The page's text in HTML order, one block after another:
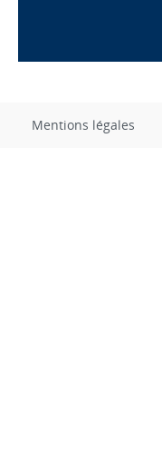
Mentions légales